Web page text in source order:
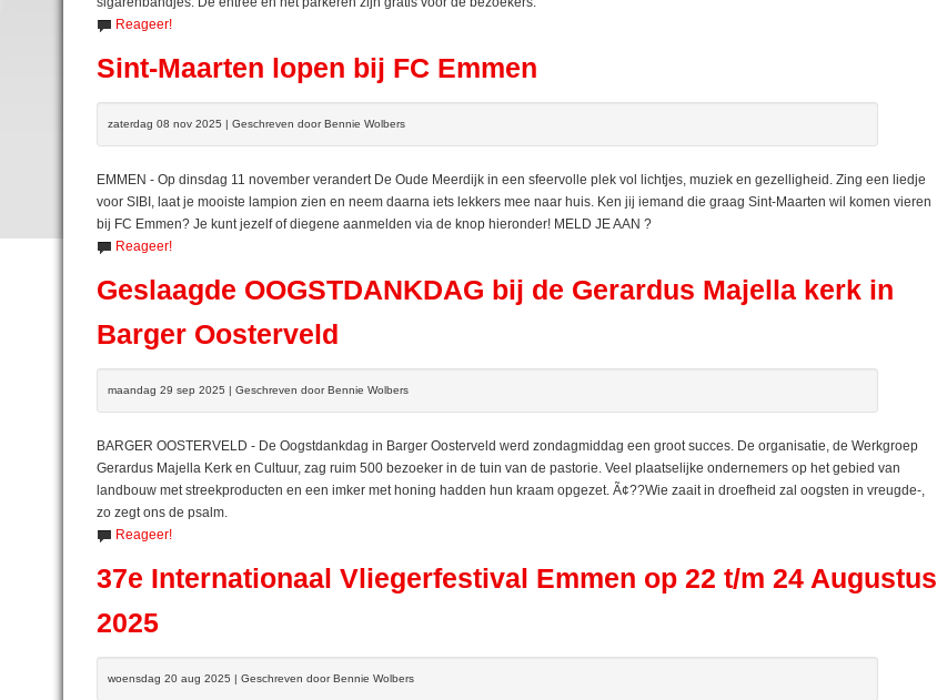
Reageer!
Sint-Maarten lopen bij FC Emmen
zaterdag 08 nov 2025 | Geschreven door Bennie Wolbers
EMMEN - Op dinsdag 11 november verandert De Oude Meerdijk in een sfeervolle plek vol lichtjes, muziek en gezelligheid. Zing een liedje
voor SIBI, laat je mooiste lampion zien en neem daarna iets lekkers mee naar huis. Ken jij iemand die graag Sint-Maarten wil komen vieren
bij FC Emmen? Je kunt jezelf of diegene aanmelden via de knop hieronder! MELD JE AAN ?
Reageer!
Geslaagde OOGSTDANKDAG bij de Gerardus Majella kerk in
Barger Oosterveld
maandag 29 sep 2025 | Geschreven door Bennie Wolbers
BARGER OOSTERVELD - De Oogstdankdag in Barger Oosterveld werd zondagmiddag een groot succes. De organisatie, de Werkgroep
Gerardus Majella Kerk en Cultuur, zag ruim 500 bezoeker in de tuin van de pastorie. Veel plaatselijke ondernemers op het gebied van
landbouw met streekproducten en een imker met honing hadden hun kraam opgezet. Ã¢??Wie zaait in droefheid zal oogsten in vreugde-,
zo zegt ons de psalm.
Reageer!
37e Internationaal Vliegerfestival Emmen op 22 t/m 24 Augustus
2025
woensdag 20 aug 2025 | Geschreven door Bennie Wolbers